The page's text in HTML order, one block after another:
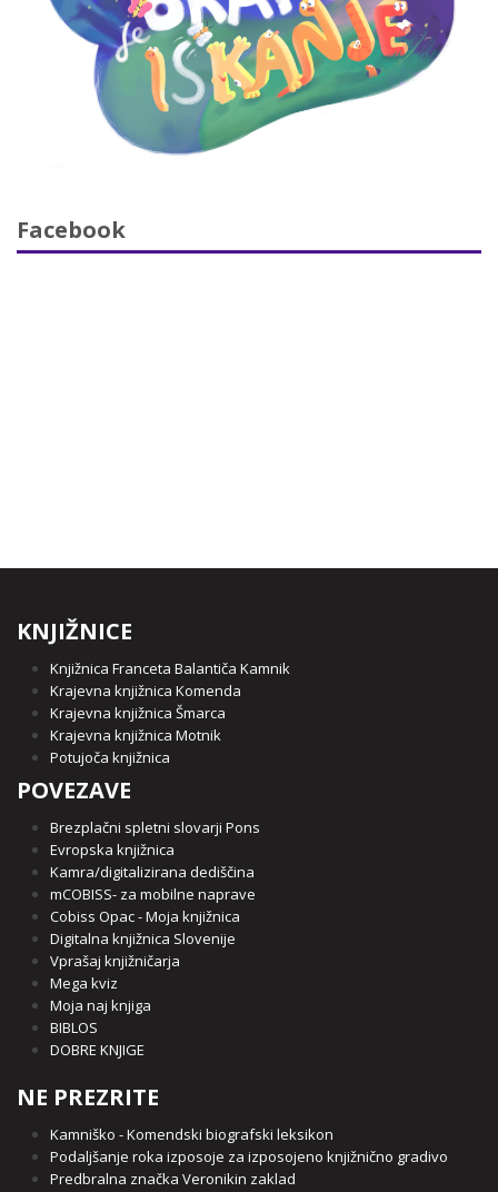
Facebook
KNJIŽNICE
Knjižnica Franceta Balantiča Kamnik
Krajevna knjižnica Komenda
Krajevna knjižnica Šmarca
Krajevna knjižnica Motnik
Potujoča knjižnica
POVEZAVE
Brezplačni spletni slovarji Pons
Evropska knjižnica
Kamra/digitalizirana dediščina
mCOBISS- za mobilne naprave
Cobiss Opac - Moja knjižnica
Digitalna knjižnica Slovenije
Vprašaj knjižničarja
Mega kviz
Moja naj knjiga
BIBLOS
DOBRE KNJIGE
NE PREZRITE
Kamniško - Komendski biografski leksikon
Podaljšanje roka izposoje za izposojeno knjižnično gradivo
Predbralna značka Veronikin zaklad